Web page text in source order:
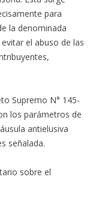
para
la denominada
el abuso de las
Supremo N° 145-
los parámetros de
antielusiva
señalada.
sobre el